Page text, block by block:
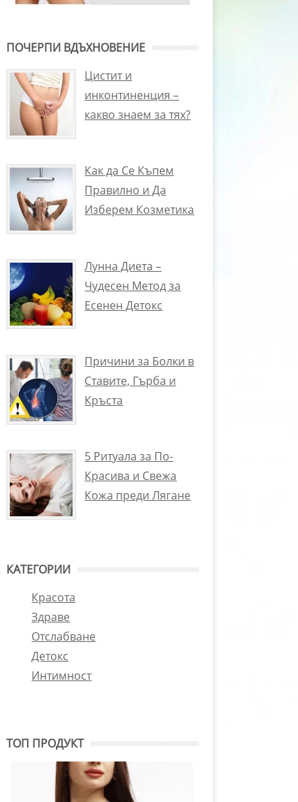
ПОЧЕРПИ ВДЪХНОВЕНИЕ
Цистит и
инконтиненция –
какво знаем за тях?
Как да Се Къпем
Правилно и Да
Изберем Козметика
Лунна Диета –
Чудесен Метод за
Есенен Детокс
Причини за Болки в
Ставите, Гърба и
Кръста
5 Ритуала за По-
Красива и Свежа
Кожа преди Лягане
КАТЕГОРИИ
Красота
Здраве
Отслабване
Детокс
Интимност
ТОП ПРОДУКТ